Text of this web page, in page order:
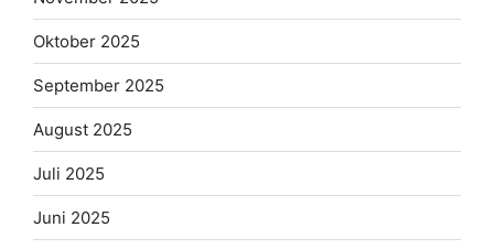
Oktober 2025
September 2025
August 2025
Juli 2025
Juni 2025